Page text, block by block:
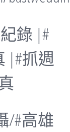
|#
|#抓週
/#高雄